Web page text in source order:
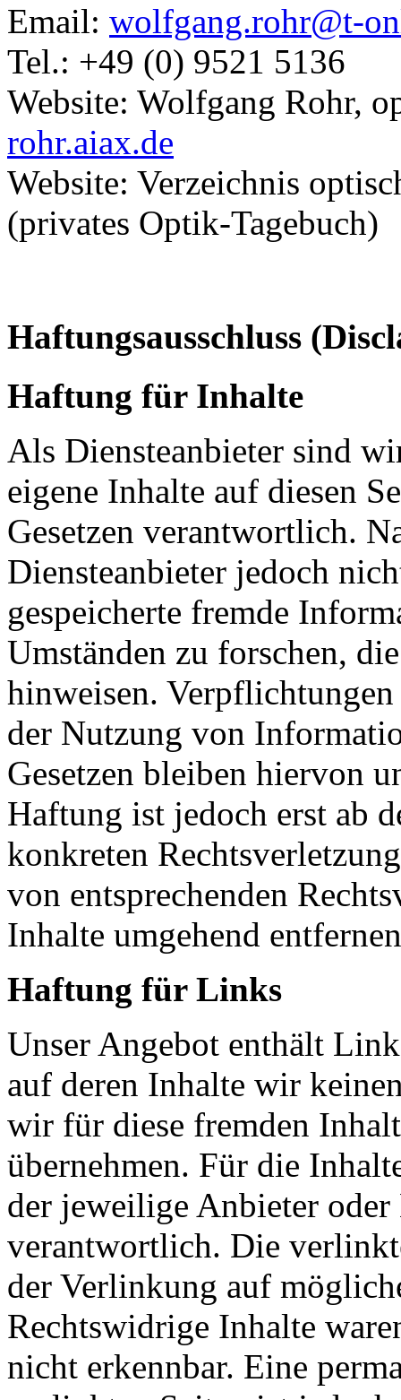
Email: wolfgang.rohr@t-
Tel.: +49 (0) 9521 5136
Website: Wolfgang Rohr,
rohr.aiax.de
Website: Verzeichnis
(privates Optik-Tagebuch)
Haftungsausschluss
Haftung für Inhalte
Als Diensteanbieter sind
eigene Inhalte auf diesen
Gesetzen verantwortlich.
Diensteanbieter jedoch
gespeicherte fremde
Umständen zu forschen,
hinweisen.
der Nutzung von
Gesetzen bleiben hiervon
Haftung ist jedoch erst ab
konkreten
von entsprechenden
Inhalte umgehend
Haftung für Links
Unser Angebot enthält
auf deren Inhalte wir
wir für diese fremden
übernehmen. Für die
der jeweilige Anbieter oder
verantwortlich. Die
der Verlinkung auf
Rechtswidrige Inhalte
nicht erkennbar. Eine